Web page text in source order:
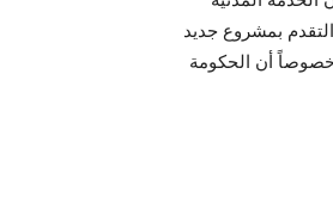
بمشروع جديد
أن الحكومة